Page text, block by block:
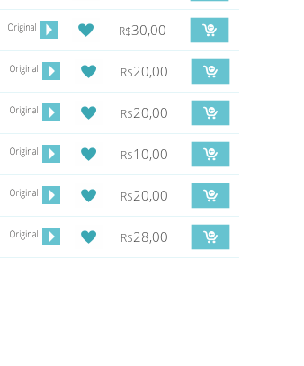
R$30,00
R$20,00
R$20,00
R$10,00
R$20,00
R$28,00